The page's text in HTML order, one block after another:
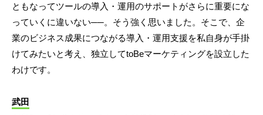
ともなってツールの導入・運用のサポートがさらに重要にな
っていくに違いない──。そう強く思いました。そこで、企
業のビジネス成果につながる導入・運用支援を私自身が手掛
けてみたいと考え、独立してtoBeマーケティングを設立した
わけです。
武田